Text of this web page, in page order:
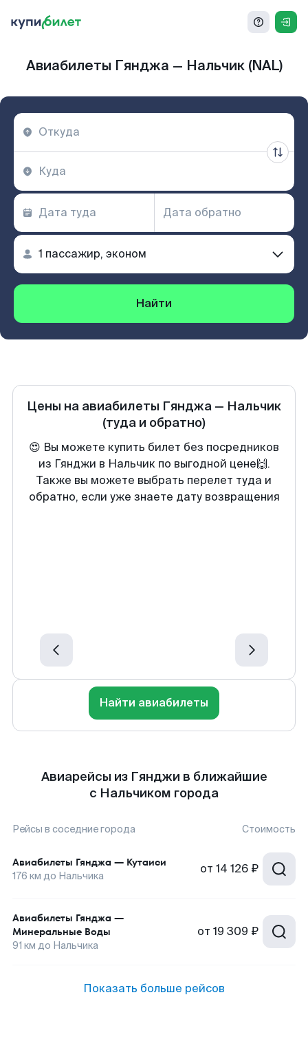
Авиабилеты Гянджа — Нальчик (NAL)
Найти
Цены на авиабилеты Гянджа — Нальчик
(туда и обратно)
😍 Вы можете купить билет без посредников
из Гянджи в Нальчик по выгодной цене🙌.
Также вы можете выбрать перелет туда и
обратно, если уже знаете дату возвращения
Найти авиабилеты
Авиарейсы из Гянджи в ближайшие
с Нальчиком города
Рейсы в соседние города Стоимость
Авиабилеты Гянджа — Кутаиси
176 км до Нальчика от 14 126 ₽
Авиабилеты Гянджа —
Минеральные Воды
91 км до Нальчика
от 19 309 ₽
Показать больше рейсов